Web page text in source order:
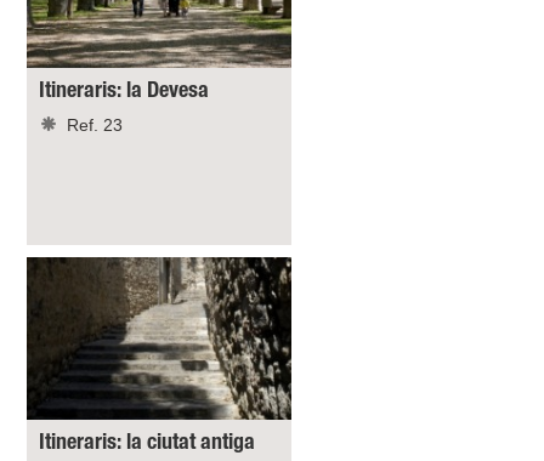
Itineraris: la Devesa
Ref. 23
Itineraris: la ciutat antiga